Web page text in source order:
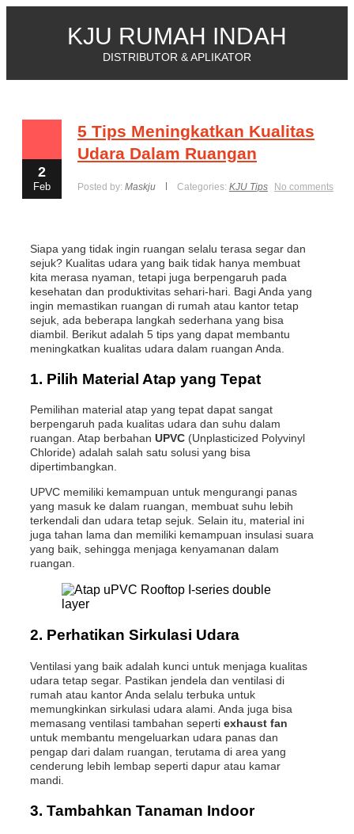
KJU RUMAH INDAH
DISTRIBUTOR & APLIKATOR
2
Feb
5 Tips Meningkatkan Kualitas
Udara Dalam Ruangan
Posted by: Maskju Categories: KJU Tips No comments
Siapa yang tidak ingin ruangan selalu terasa segar dan
sejuk? Kualitas udara yang baik tidak hanya membuat
kita merasa nyaman, tetapi juga berpengaruh pada
kesehatan dan produktivitas sehari-hari. Bagi Anda yang
ingin memastikan ruangan di rumah atau kantor tetap
sejuk, ada beberapa langkah sederhana yang bisa
diambil. Berikut adalah 5 tips yang dapat membantu
meningkatkan kualitas udara dalam ruangan Anda.
1. Pilih Material Atap yang Tepat
Pemilihan material atap yang tepat dapat sangat
berpengaruh pada kualitas udara dan suhu dalam
ruangan. Atap berbahan UPVC (Unplasticized Polyvinyl
Chloride) adalah salah satu solusi yang bisa
dipertimbangkan.
UPVC memiliki kemampuan untuk mengurangi panas
yang masuk ke dalam ruangan, membuat suhu lebih
terkendali dan udara tetap sejuk. Selain itu, material ini
juga tahan lama dan memiliki kemampuan insulasi suara
yang baik, sehingga menjaga kenyamanan dalam
ruangan.
2. Perhatikan Sirkulasi Udara
Ventilasi yang baik adalah kunci untuk menjaga kualitas
udara tetap segar. Pastikan jendela dan ventilasi di
rumah atau kantor Anda selalu terbuka untuk
memungkinkan sirkulasi udara alami. Anda juga bisa
memasang ventilasi tambahan seperti exhaust fan
untuk membantu mengeluarkan udara panas dan
pengap dari dalam ruangan, terutama di area yang
cenderung lebih lembap seperti dapur atau kamar
mandi.
3. Tambahkan Tanaman Indoor